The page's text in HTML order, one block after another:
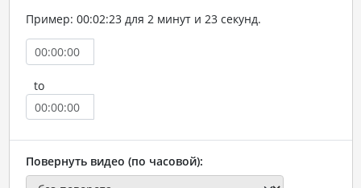
Пример: 00:02:23 для 2 минут и 23 секунд.
to
Повернуть видео (по часовой):